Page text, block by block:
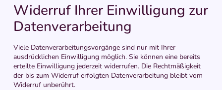
Widerruf Ihrer Einwilligung zur
Datenverarbeitung
Viele Datenverarbeitungsvorgänge sind nur mit Ihrer
ausdrücklichen Einwilligung möglich. Sie können eine bereits
erteilte Einwilligung jederzeit widerrufen. Die Rechtmäßigkeit
der bis zum Widerruf erfolgten Datenverarbeitung bleibt vom
Widerruf unberührt.